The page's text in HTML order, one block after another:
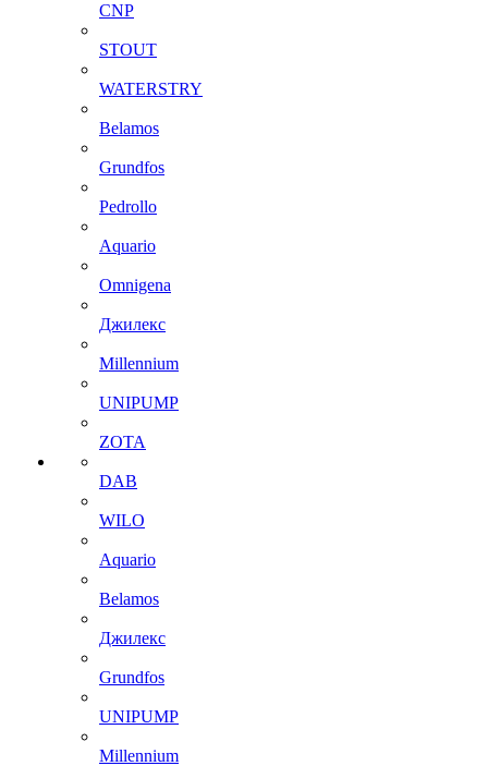
CNP
STOUT
WATERSTRY
Belamos
Grundfos
Pedrollo
Aquario
Omnigena
Джилекс
Millennium
UNIPUMP
ZOTA
DAB
WILO
Aquario
Belamos
Джилекс
Grundfos
UNIPUMP
Millennium